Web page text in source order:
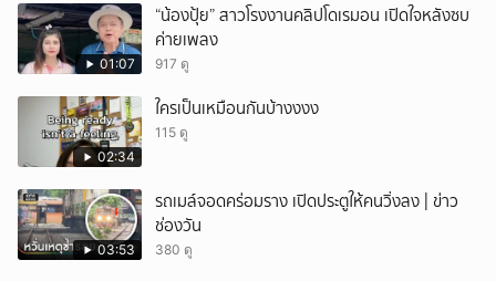
01:07
“น้องปุ้ย” สาวโรงงานคลิปโดเรมอน เปิดใจหลังซบ
ค่ายเพลง
917 ดู
02:34
ใครเป็นเหมือนกันบ้างงงง
115 ดู
03:53
รถเมล์จอดคร่อมราง เปิดประตูให้คนวิ่งลง | ข่าว
ช่องวัน
380 ดู